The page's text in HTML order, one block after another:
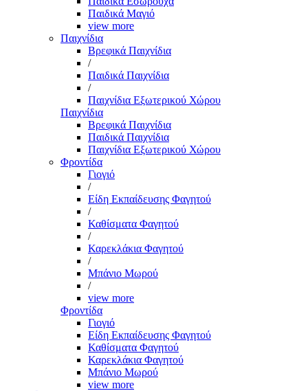
Παιδικά Μαγιό
view more
Παιχνίδια
Βρεφικά Παιχνίδια
/
Παιδικά Παιχνίδια
/
Παιχνίδια Εξωτερικού Χώρου
Παιχνίδια
Βρεφικά Παιχνίδια
Παιδικά Παιχνίδια
Παιχνίδια Εξωτερικού Χώρου
Φροντίδα
Γιογιό
/
Είδη Εκπαίδευσης Φαγητού
/
Καθίσματα Φαγητού
/
Καρεκλάκια Φαγητού
/
Μπάνιο Μωρού
/
view more
Φροντίδα
Γιογιό
Είδη Εκπαίδευσης Φαγητού
Καθίσματα Φαγητού
Καρεκλάκια Φαγητού
Μπάνιο Μωρού
view more